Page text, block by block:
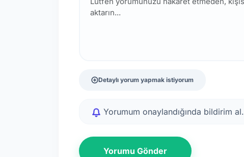
Detaylı yorum yapmak istiyorum
Yorumum onaylandığında bildirim al.
Yorumu Gönder